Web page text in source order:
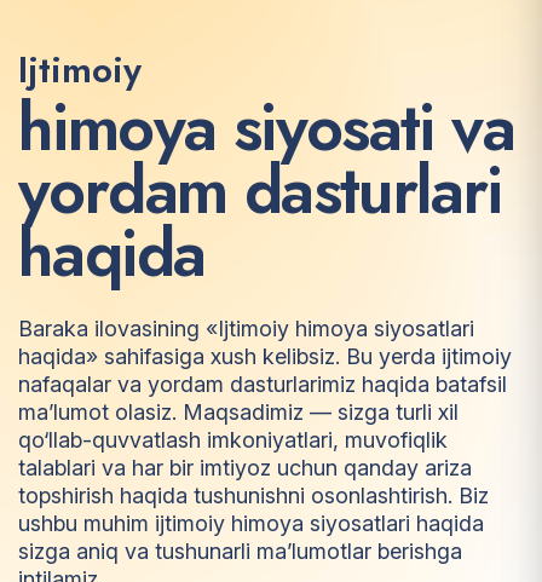
Ijtimoiy
himoya siyosati va
yordam dasturlari
haqida
Baraka ilovasining «Ijtimoiy himoya siyosatlari
haqida» sahifasiga xush kelibsiz. Bu yerda ijtimoiy
nafaqalar va yordam dasturlarimiz haqida batafsil
ma’lumot olasiz. Maqsadimiz — sizga turli xil
qo‘llab-quvvatlash imkoniyatlari, muvofiqlik
talablari va har bir imtiyoz uchun qanday ariza
topshirish haqida tushunishni osonlashtirish. Biz
ushbu muhim ijtimoiy himoya siyosatlari haqida
sizga aniq va tushunarli ma’lumotlar berishga